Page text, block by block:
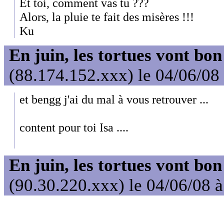
Et toi, comment vas tu ???
Alors, la pluie te fait des misères !!!
Ku
En juin, les tortues vont
(88.174.152.xxx) le 04/06/08
et bengg j'ai du mal à vous retrouver ...
content pour toi Isa ....
En juin, les tortues vont
(90.30.220.xxx) le 04/06/08